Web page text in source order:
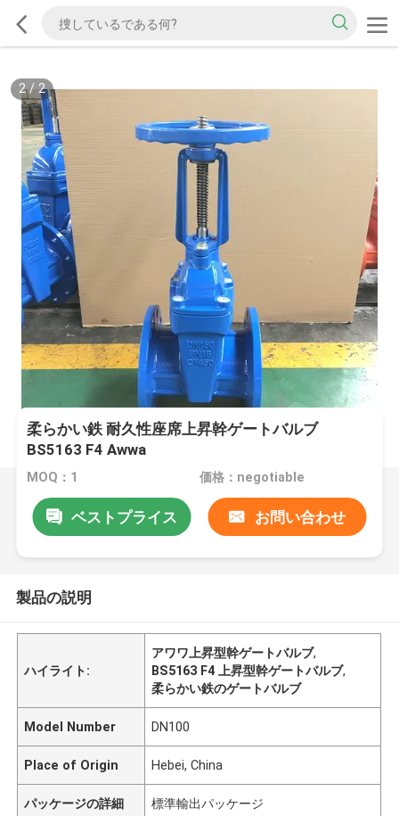
2/2
柔らかい鉄 耐久性座席上昇幹ゲートバルブ
BS5163 F4 Awwa
MOQ：1 価格：negotiable
ベストプライス お問い合わせ
製品の説明
ハイライト:
アワワ上昇型幹ゲートバルブ,
BS5163 F4 上昇型幹ゲートバルブ,
柔らかい鉄のゲートバルブ
Model Number DN100
Place of Origin Hebei, China
パッケージの詳細 標準輸出パッケージ